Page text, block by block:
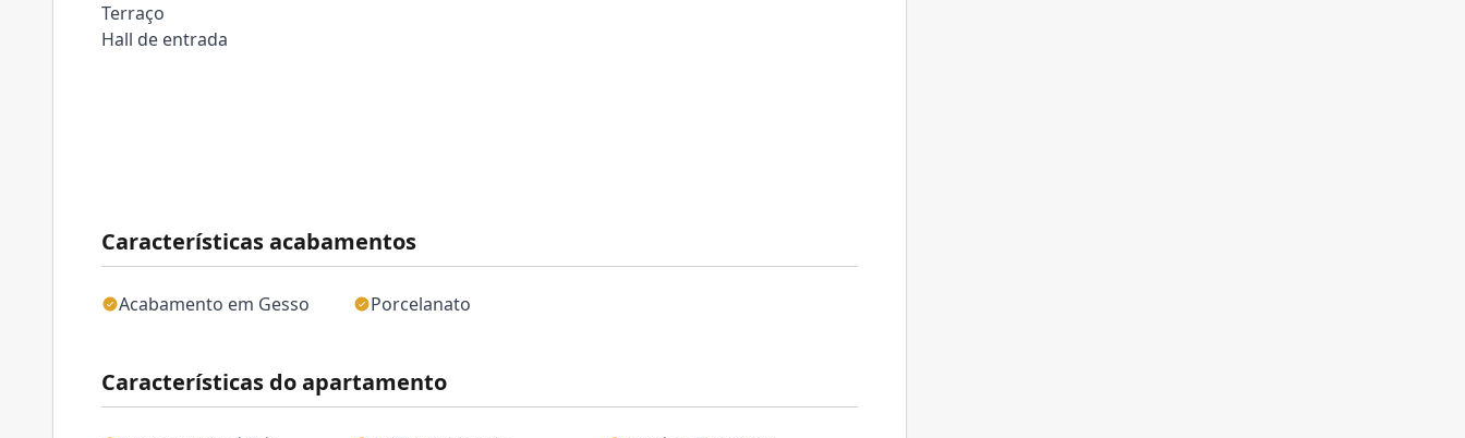
Características acabamentos
Acabamento em Gesso Porcelanato
Características do apartamento
Terraço
Hall de entrada